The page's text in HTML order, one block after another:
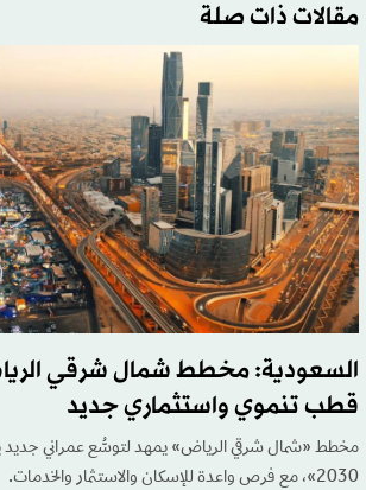
مقالات ذات صلة
السعودية: مخطط شمال شرقي
قطب تنموي واستثماري جديد
مخطط «شمال شرقي الرياض» يمهد لتوسُّع عمراني
2030»، مع فرص واعدة للإسكان والاستثمار والخدمات.